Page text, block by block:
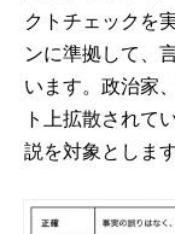
クトチェックを
ンに準拠して、
います。政治家
ト上拡散されて
説を対象としま